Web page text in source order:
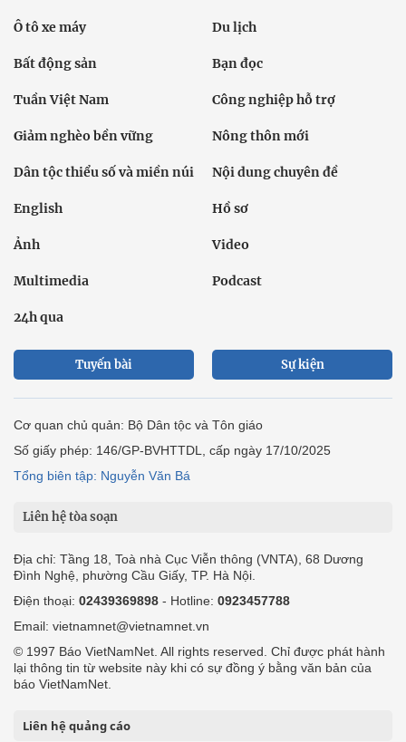
Ô tô xe máy Du lịch
Bất động sản Bạn đọc
Tuần Việt Nam Công nghiệp hỗ trợ
Giảm nghèo bền vững Nông thôn mới
Dân tộc thiểu số và miền núi Nội dung chuyên đề
English Hồ sơ
Ảnh Video
Multimedia Podcast
24h qua
Tuyến bài Sự kiện
Cơ quan chủ quản: Bộ Dân tộc và Tôn giáo
Số giấy phép: 146/GP-BVHTTDL, cấp ngày 17/10/2025
Tổng biên tập: Nguyễn Văn Bá
Liên hệ tòa soạn
Địa chỉ: Tầng 18, Toà nhà Cục Viễn thông (VNTA), 68 Dương
Đình Nghệ, phường Cầu Giấy, TP. Hà Nội.
Điện thoại: 02439369898 - Hotline: 0923457788
Email: vietnamnet@vietnamnet.vn
© 1997 Báo VietNamNet. All rights reserved. Chỉ được phát hành
lại thông tin từ website này khi có sự đồng ý bằng văn bản của
báo VietNamNet.
Liên hệ quảng cáo